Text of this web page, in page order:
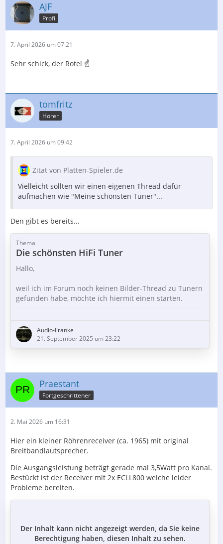
AJF
Profi
7. April 2026 um 07:21
Sehr schick, der Rotel ☝️
tomfritz
Hörer
7. April 2026 um 09:42
Zitat von Platten-Spieler.de
Vielleicht sollten wir einen eigenen Thread dafür
aufmachen wie "Meine schönsten Tuner"...
Den gibt es bereits...
Thema
Die schönsten HiFi Tuner
Hallo,
weil ich im Forum noch keinen Bilder-Thread zu Tunern
gefunden habe, möchte ich hiermit einen starten.
Ich würde mich freuen wenn der Thread so nach und
nach mit schönen, im Anbetracht des Besitzers, Bildern
von analogen Empfangsgeräten gefüllt wird.
Den schalte ich immer ein, auch wenn „nur“ ein
Plattenspieler läuft. Die Beleuchtung ist so schön…
Der Inhalt kann nicht angezeigt werden, da Sie
keine Berechtigung haben,
…
Audio-Franke
21. September 2025 um 23:22
Praestant
Fortgeschrittener
2. Mai 2026 um 16:31
Hier ein kleiner Röhrenreceiver (ca. 1965) mit original
Breitbandlautsprecher.
Die Ausgangsleistung beträgt gerade mal 3,5Watt pro Kanal.
Bestückt ist der Receiver mit 2x ECLL800 welche leider
Probleme bereiten.
Der Inhalt kann nicht angezeigt werden, da Sie keine
Berechtigung haben, diesen Inhalt zu sehen.